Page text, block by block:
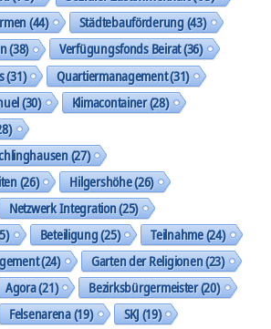
(44) Städtebauförderung(43)
(38) Verfügungsfonds Beirat(36)
(31) Quartiermanagement(31)
(30) Klimacontainer(28)
(27)
(26) Hilgershöhe(26)
Netzwerk Integration(25)
Beteiligung(25) Teilnahme(24)
(24) Garten der Religionen(23)
Agora(21) Bezirksbürgermeister(20)
Felsenarena(19) SKJ(19)